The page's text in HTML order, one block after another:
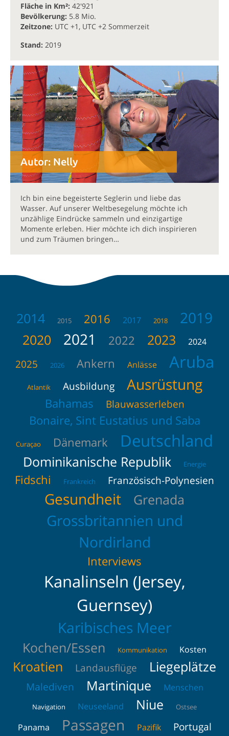
Fläche in Km²: 42'921
Bevölkerung: 5.8 Mio.
Zeitzone: UTC +1, UTC +2 Sommerzeit
Stand: 2019
Autor: Nelly
Ich bin eine begeisterte Seglerin und liebe das
Wasser. Auf unserer Weltbesegelung möchte ich
unzählige Eindrücke sammeln und einzigartige
Momente erleben. Hier möchte ich dich inspirieren
und zum Träumen bringen…
2014 2015 2016 2017 2018 2019
2020 2021 2022 2023 2024
2025 2026 Ankern Anlässe Aruba
Atlantik Ausbildung Ausrüstung
Bahamas Blauwasserleben
Bonaire, Sint Eustatius und Saba
Curaçao Dänemark Deutschland
Dominikanische Republik Energie
Fidschi Frankreich Französisch-Polynesien
Gesundheit Grenada
Grossbritannien und
Nordirland
Interviews
Kanalinseln (Jersey,
Guernsey)
Karibisches Meer
Kochen/Essen Kommunikation Kosten
Kroatien Landausflüge Liegeplätze
Malediven Martinique Menschen
Navigation Neuseeland Niue Ostsee
Panama Passagen Pazifik Portugal